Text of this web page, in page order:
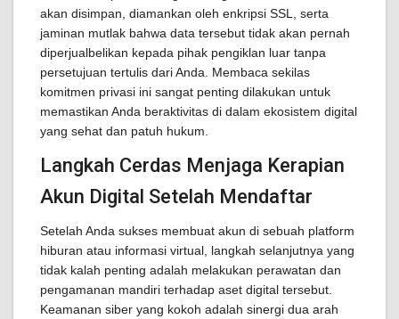
akan disimpan, diamankan oleh enkripsi SSL, serta
jaminan mutlak bahwa data tersebut tidak akan pernah
diperjualbelikan kepada pihak pengiklan luar tanpa
persetujuan tertulis dari Anda. Membaca sekilas
komitmen privasi ini sangat penting dilakukan untuk
memastikan Anda beraktivitas di dalam ekosistem digital
yang sehat dan patuh hukum.
Langkah Cerdas Menjaga Kerapian
Akun Digital Setelah Mendaftar
Setelah Anda sukses membuat akun di sebuah platform
hiburan atau informasi virtual, langkah selanjutnya yang
tidak kalah penting adalah melakukan perawatan dan
pengamanan mandiri terhadap aset digital tersebut.
Keamanan siber yang kokoh adalah sinergi dua arah